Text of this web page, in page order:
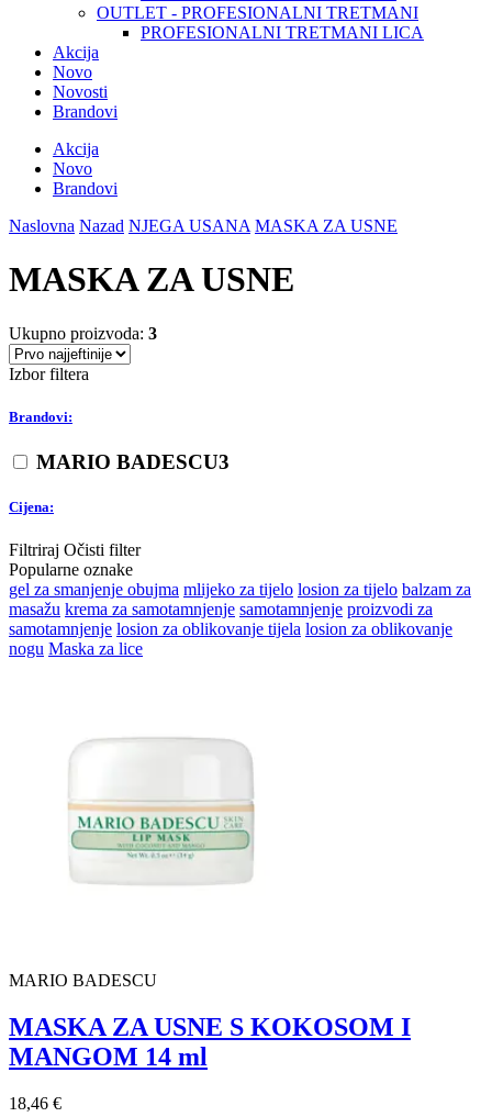
OUTLET - PROFESIONALNI TRETMANI
PROFESIONALNI TRETMANI LICA
Akcija
Novo
Novosti
Brandovi
Akcija
Novo
Brandovi
Naslovna Nazad NJEGA USANA MASKA ZA USNE
MASKA ZA USNE
Ukupno proizvoda: 3
Izbor filtera
Brandovi:
MARIO BADESCU3
Cijena:
Filtriraj Očisti filter
Popularne oznake
gel za smanjenje obujma mlijeko za tijelo losion za tijelo balzam za
masažu krema za samotamnjenje samotamnjenje proizvodi za
samotamnjenje losion za oblikovanje tijela losion za oblikovanje
nogu Maska za lice
MARIO BADESCU
MASKA ZA USNE S KOKOSOM I
MANGOM 14 ml
18,46 €